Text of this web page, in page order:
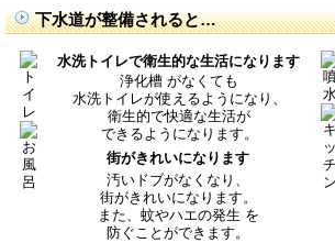
下水道が整備されると…
水洗トイレで衛生的な生活になります
浄化槽 がなくても
水洗トイレが使えるようになり、
衛生的で快適な生活が
できるようになります。
街がきれいになります
汚いドブがなくなり、
街がきれいになります。
また、蚊やハエの発生 を
防ぐことができます。